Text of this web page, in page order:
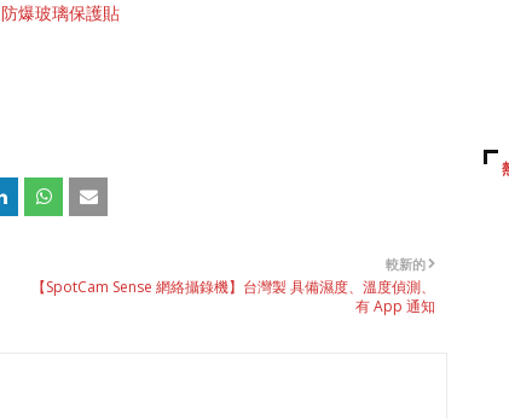
防爆玻璃保護貼
較新的
【SpotCam Sense 網絡攝錄機】台灣製 具備濕度、溫度偵測、
有 App 通知